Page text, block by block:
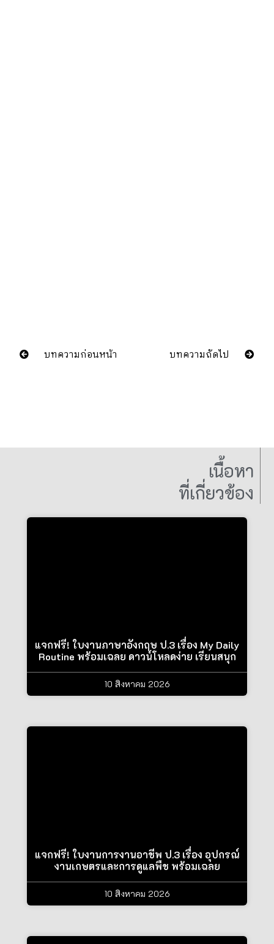
บทความก่อนหน้า บทความถัดไป
เนื้อหา
ที่เกี่ยวข้อง
แจกฟรี! ใบงานภาษาอังกฤษ ป.3 เรื่อง My Daily
Routine พร้อมเฉลย ดาวน์โหลดง่าย เรียนสนุก
10 สิงหาคม 2026
แจกฟรี! ใบงานการงานอาชีพ ป.3 เรื่อง อุปกรณ์
งานเกษตรและการดูแลพืช พร้อมเฉลย
10 สิงหาคม 2026